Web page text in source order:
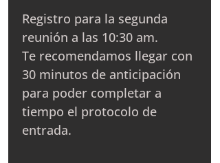
Registro para la segunda
reunión a las 10:30 am.
Te recomendamos llegar con
30 minutos de anticipación
para poder completar a
tiempo el protocolo de
entrada.